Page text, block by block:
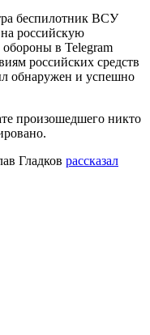
беспилотник ВСУ
российскую
в Telegram
российских средств
обнаружен и успешно
произошедшего никто
Гладков рассказал